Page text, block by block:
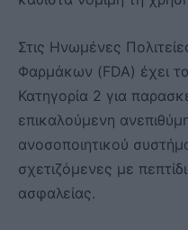
Στις Ηνωμένες
Φαρμάκων (FDA) έχει
Κατηγορία 2 για
επικαλούμενη
ανοσοποιητικού
σχετιζόμενες με
ασφαλείας.